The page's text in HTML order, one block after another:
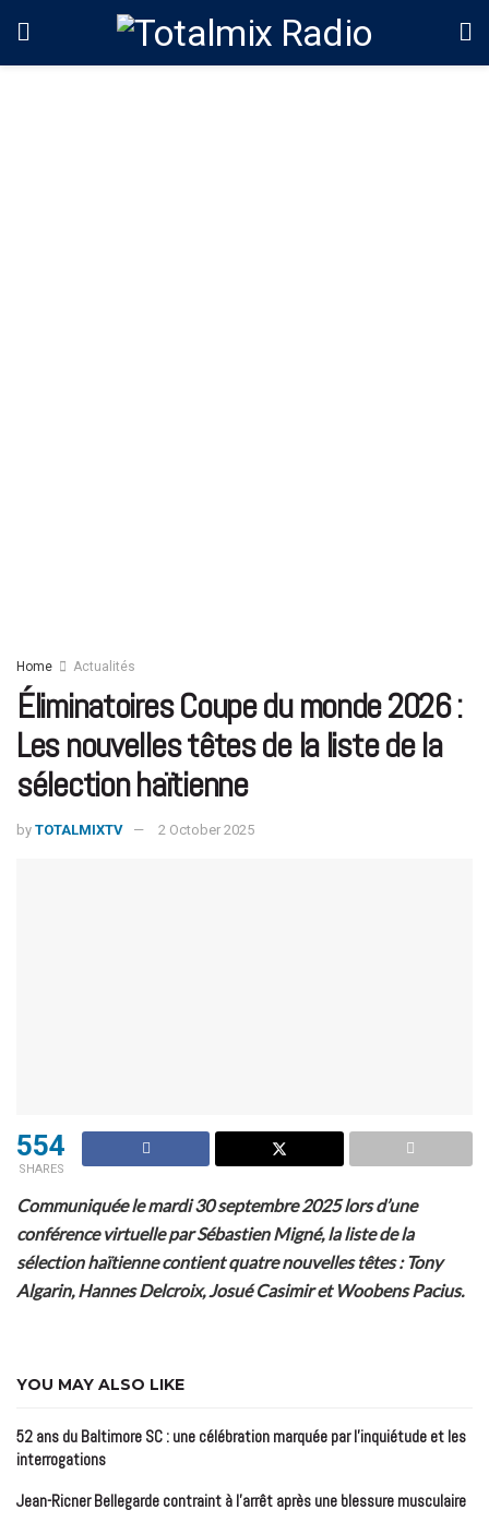
Home Actualités
Éliminatoires Coupe du monde 2026 :
Les nouvelles têtes de la liste de la
sélection haïtienne
by TOTALMIXTV 2 October 2025
554
SHARES
Communiquée le mardi 30 septembre 2025 lors d’une
conférence virtuelle par Sébastien Migné, la liste de la
sélection haïtienne contient quatre nouvelles têtes : Tony
Algarin, Hannes Delcroix, Josué Casimir et Woobens Pacius.
YOU MAY ALSO LIKE
52 ans du Baltimore SC : une célébration marquée par l’inquiétude et les
interrogations
Jean-Ricner Bellegarde contraint à l’arrêt après une blessure musculaire